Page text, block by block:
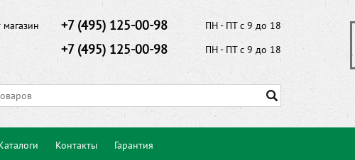
+7 (495) 125-00-98
ПН - ПТ с 9 до 18
+7 (495) 125-00-98 ПН - ПТ с 9 до 18
Контакты Гарантия